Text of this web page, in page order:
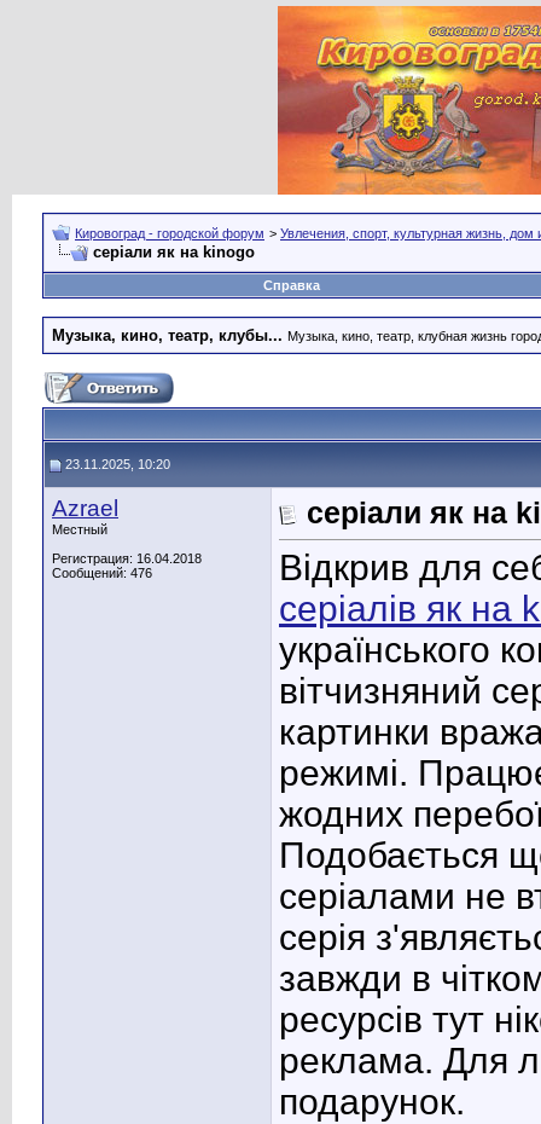
Кировоград - городской форум > Увлечения, спорт, культурная жизнь, дом
серіали як на kinogo
Справка
Музыка, кино, театр, клубы... Музыка, кино, театр, клубная жизнь
23.11.2025, 10:20
Azrael
Местный
Регистрация: 16.04.2018
Сообщений: 476
серіали як на
Відкрив для
серіалів як на
українського
вітчизняний
картинки
режимі.
жодних
Подобається
серіалами не
серія
завжди в
ресурсів тут
реклама. Для
подарунок.